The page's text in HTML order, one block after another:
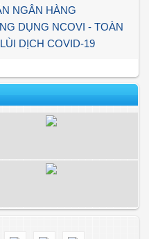
NGÂN HÀNG
DỤNG NCOVI - TOÀN
DỊCH COVID-19